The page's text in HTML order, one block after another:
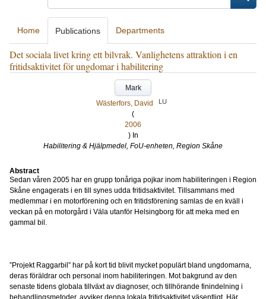
Home Publications Departments
Det sociala livet kring ett bilvrak. Vanlighetens attraktion i en
fritidsaktivitet för ungdomar i habilitering
Mark
Wästerfors, David
LU
(
2006
) In
Habilitering & Hjälpmedel, FoU-enheten, Region Skåne
Abstract
Sedan våren 2005 har en grupp tonåriga pojkar inom habiliteringen i Region
Skåne engagerats i en till synes udda fritidsaktivitet. Tillsammans med
medlemmar i en motorförening och en fritidsförening samlas de en kväll i
veckan på en motorgård i Väla utanför Helsingborg för att meka med en
gammal bil.
”Projekt Raggarbil” har på kort tid blivit mycket populärt bland ungdomarna,
deras föräldrar och personal inom habiliteringen. Mot bakgrund av den
senaste tidens globala tillväxt av diagnoser, och tillhörande finindelning i
behandlingsmetoder, avviker denna lokala fritidsaktivitet väsentligt. Här